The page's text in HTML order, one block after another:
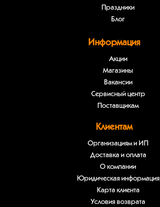
Праздники
Блог
Информация
Акции
Магазины
Вакансии
Сервисный центр
Поставщикам
Клиентам
Организациям и ИП
Доставка и оплата
О компании
Юридическая информация
Карта клиента
Условия возврата